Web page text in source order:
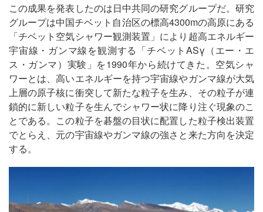
この成果を発表したのは日中共同の研究グループだ。研究
グループは中国チベット自治区の標高4300mの高原にある
「チベット空気シャワー観測装置」により超高エネルギー
宇宙線・ガンマ線を観測する「チベットASγ（エー・エ
ス・ガンマ）実験」を1990年から続けてきた。空気シャ
ワーとは、高いエネルギーを持つ宇宙線やガンマ線が大気
上層の原子核に衝突して新たな粒子を生み、その粒子が連
鎖的に新しい粒子を生んでシャワー状に降り注ぐ現象のこ
とである。この粒子を碁盤の目状に配置した粒子検出装置
でとらえ、元の宇宙線やガンマ線の強さと来た方向を決定
する。